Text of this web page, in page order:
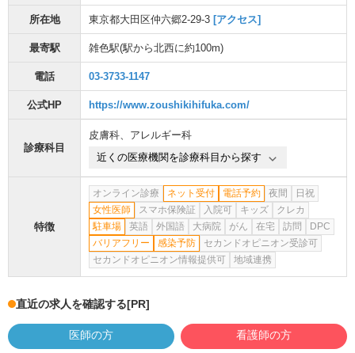
所在地 東京都大田区仲六郷2-29-3 [アクセス]
最寄駅 雑色駅(駅から北西に約100m)
電話 03-3733-1147
公式HP https://www.zoushikihifuka.com/
診療科目
皮膚科、 アレルギー科
近くの医療機関を診療科目から探す
特徴
オンライン診療 ネット受付 電話予約 夜間
日祝
女性医師
スマホ保険証 入院可 キッズ
クレカ
駐車場
英語 外国語 大病院 がん 在宅 訪問
DPC
バリアフリー
感染予防
セカンドオピニオン受診可
セカンドオピニオン情報提供可
地域連携
直近の求人を確認する[PR]
医師の方 看護師の方